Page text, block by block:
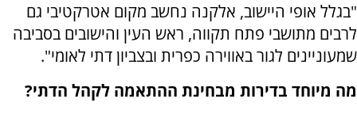
"בגלל אופי היישוב, אלקנה נחשב מקום אטרקטיבי גם
לרבים מתושבי פתח תקווה, ראש העין והישובים בסביבה
שמעוניינים לגור באווירה כפרית ובצביון דתי לאומי".
מה מיוחד בדירות מבחינת ההתאמה לקהל הדתי?